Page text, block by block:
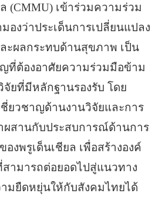
(CMMU) เข้าร่วมความร่วม
องว่าประเด็นการเปลี่ยนแปลง
ะผลกระทบด้านสุขภาพ เป็น
ที่ต้องอาศัยความร่วมมือข้าม
ยที่มีหลักฐานรองรับ โดย
ยวชาญด้านงานวิจัยและการ
สานกับประสบการณ์ด้านการ
องพรูเด็นเชียล เพื่อสร้างองค์
ามารถต่อยอดไปสู่แนวทาง
มยืดหยุ่นให้กับสังคมไทยได้